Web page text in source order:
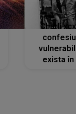
Charli
exista